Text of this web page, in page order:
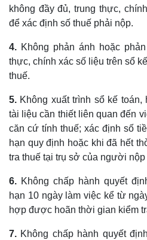
không đầy đủ, trung thực,
để xác định số thuế phải nộp.
4. Không phản ánh hoặc
thực, chính xác số liệu trên sổ
thuế.
5. Không xuất trình sổ kế
tài liệu cần thiết liên quan đến
căn cứ tính thuế; xác định số
hạn quy định hoặc khi đã hết
tra thuế tại trụ sở của người nộp
6. Không chấp hành quyết
hạn 10 ngày làm việc kể từ
hợp được hoãn thời gian kiểm
7. Không chấp hành quyết